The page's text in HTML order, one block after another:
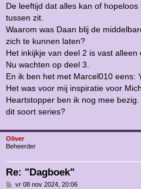
De leeftijd dat alles kan of
tussen zit.
Waarom was Daan blij de
zich te kunnen laten?
Het inkijkje van deel 2 is vast alleen
Nu wachten op deel 3.
En ik ben het met Marcel010 eens:
Het was voor mij inspiratie voor
Heartstopper ben ik nog mee
dit soort series?
Oliver
Beheerder
Re: "Dagboek"
Bvr 08 nov 2024, 20:06